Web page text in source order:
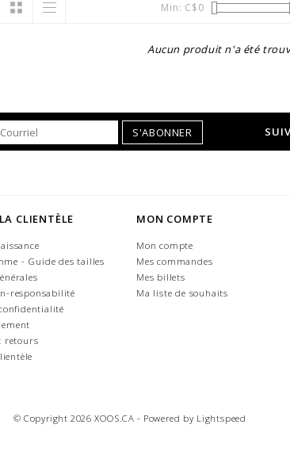
Min: C$0
Aucun produit n'a été
S'ABONNER
CLIENTÈLE
- Guide des tailles
responsabilité
retours
MON COMPTE
Mon compte
Mes commandes
Mes billets
Ma liste de souhaits
© Copyright 2026 XOOS.CA - Powered by Lightspeed